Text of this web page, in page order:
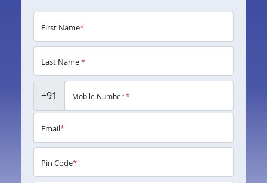
First Name*
Last Name*
+91 Mobile Number*
Email*
Pin Code*